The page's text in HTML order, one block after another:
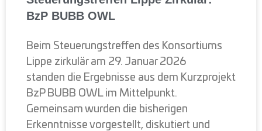
BzP BUBB OWL
Beim Steuerungstreffen des Konsortiums
Lippe zirkulär am 29. Januar 2026
standen die Ergebnisse aus dem Kurzprojekt
BzP BUBB OWL im Mittelpunkt.
Gemeinsam wurden die bisherigen
Erkenntnisse vorgestellt, diskutiert und